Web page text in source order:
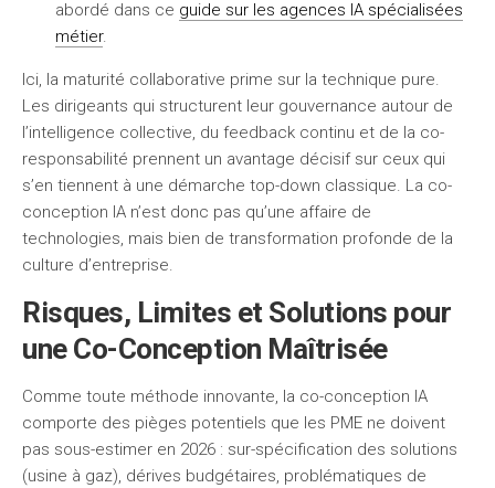
abordé dans ce guide sur les agences IA spécialisées
métier.
Ici, la maturité collaborative prime sur la technique pure.
Les dirigeants qui structurent leur gouvernance autour de
l’intelligence collective, du feedback continu et de la co-
responsabilité prennent un avantage décisif sur ceux qui
s’en tiennent à une démarche top-down classique. La co-
conception IA n’est donc pas qu’une affaire de
technologies, mais bien de transformation profonde de la
culture d’entreprise.
Risques, Limites et Solutions pour
une Co-Conception Maîtrisée
Comme toute méthode innovante, la co-conception IA
comporte des pièges potentiels que les PME ne doivent
pas sous-estimer en 2026 : sur-spécification des solutions
(usine à gaz), dérives budgétaires, problématiques de